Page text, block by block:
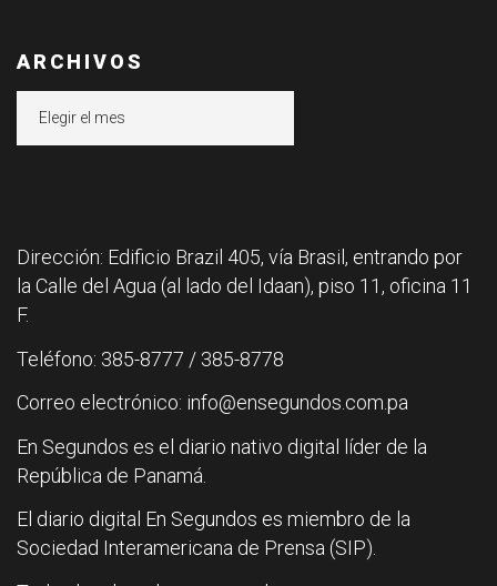
ARCHIVOS
Dirección: Edificio Brazil 405, vía Brasil, entrando por
la Calle del Agua (al lado del Idaan), piso 11, oficina 11
F.
Teléfono: 385-8777 / 385-8778
Correo electrónico: info@ensegundos.com.pa
En Segundos es el diario nativo digital líder de la
República de Panamá.
El diario digital En Segundos es miembro de la
Sociedad Interamericana de Prensa (SIP).